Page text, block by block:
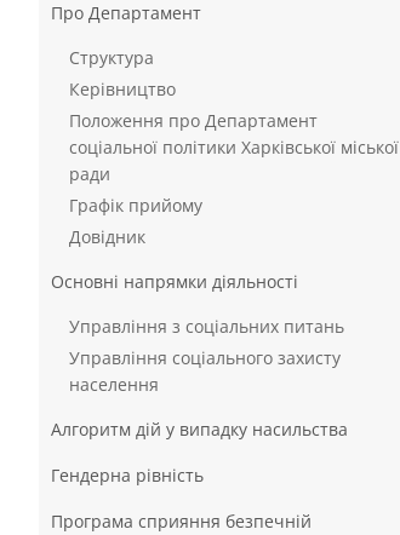
Про Департамент
Структура
Керівництво
Положення про Департамент
соціальної політики Харківської міської
ради
Графік прийому
Довідник
Основні напрямки діяльності
Управління з соціальних питань
Управління соціального захисту
населення
Алгоритм дій у випадку насильства
Гендерна рівність
Програма сприяння безпечній